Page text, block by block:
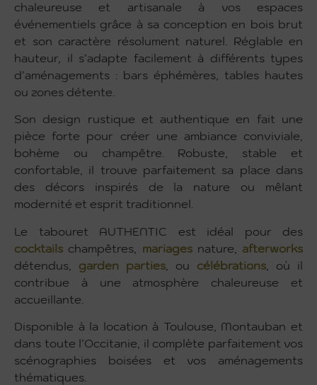
chaleureuse et artisanale à vos espaces
événementiels grâce à sa conception en bois brut
et son caractère résolument naturel. Réglable en
hauteur, il s’adapte facilement à différents types
d’aménagements : bars éphémères, tables hautes
ou zones détente.
Son design rustique et authentique en fait une
pièce forte pour créer une ambiance conviviale,
bohème ou champêtre. Robuste, stable et
confortable, il trouve parfaitement sa place dans
des décors inspirés de la nature ou mêlant
modernité et esprit traditionnel.
Le tabouret AUTHENTIC est idéal pour des
cocktails champêtres, mariagesnature, afterworks
détendus,
garden parties , ou célébrations , où il
contribue à une atmosphère chaleureuse et
accueillante.
Disponible à la location à Toulouse, Montauban et
dans toute l’Occitanie, il complète parfaitement vos
scénographies boisées et vos aménagements
thématiques.